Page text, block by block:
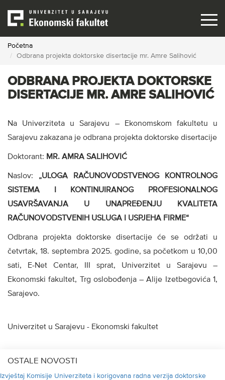
main
content
Početna
Odbrana projekta doktorske disertacije mr. Amre Salihović
ODBRANA PROJEKTA DOKTORSKE
DISERTACIJE MR. AMRE SALIHOVIĆ
Na Univerziteta u Sarajevu – Ekonomskom fakultetu u
Sarajevu zakazana je odbrana projekta doktorske disertacije
Doktorant: MR. AMRA SALIHOVIĆ
Naslov: „ULOGA RAČUNOVODSTVENOG KONTROLNOG
SISTEMA I KONTINUIRANOG PROFESIONALNOG
USAVRŠAVANJA U UNAPREĐENJU KVALITETA
RAČUNOVODSTVENIH USLUGA I USPJEHA FIRME“
Odbrana projekta doktorske disertacije će se održati u
četvrtak, 18. septembra 2025. godine, sa početkom u 10,00
sati, E-Net Centar, III sprat, Univerzitet u Sarajevu –
Ekonomski fakultet, Trg oslobođenja – Alije Izetbegovića 1,
Sarajevo.
Univerzitet u Sarajevu - Ekonomski fakultet
OSTALE NOVOSTI
Izvještaj Komisije Univerziteta i korigovana radna verzija doktorske